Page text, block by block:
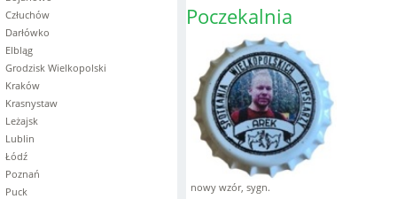
Człuchów
Darłówko
Elbląg
Grodzisk Wielkopolski
Kraków
Krasnystaw
Leżajsk
Lublin
Łódź
Poznań
Puck
Poczekalnia
nowy wzór, sygn.